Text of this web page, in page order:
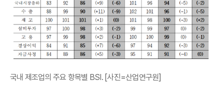
국내 제조업의 주요 항목별 BSI. [사진=산업연구원]